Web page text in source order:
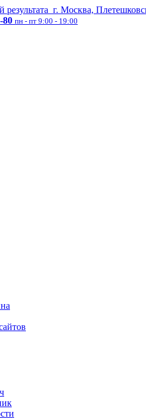
г. Москва,
80 пн - пт 9:00 - 19:00